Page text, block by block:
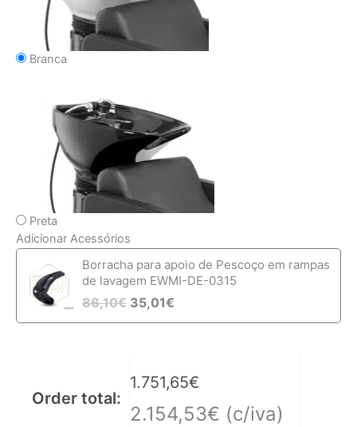
Branca
Preta
Adicionar Acessórios
Borracha para apoio de Pescoço em rampas
de lavagem EWMI-DE-0315
86,10€ 35,01€
Order total:
1.751,65€
2.154,53€ (c/iva)